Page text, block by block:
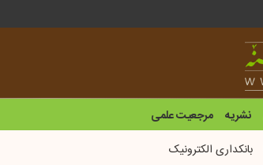
بانکداری الکترونیک
نشریه مرجعیت علمی